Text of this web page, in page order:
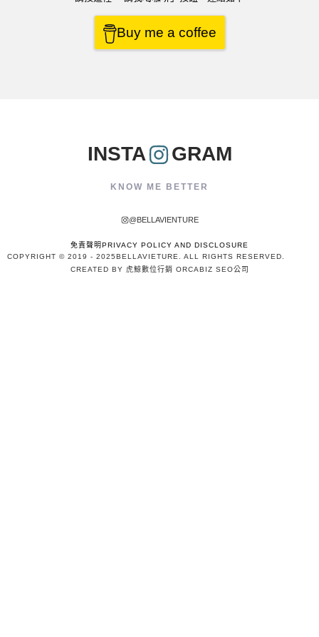
Buy me a coffee
INSTA GRAM
KNOW ME BETTER
@BELLAVIENTURE
免責聲明PRIVACY POLICY AND DISCLOSURE
COPYRIGHT © 2019 - 2025 BELLAVIETURE. ALL RIGHTS RESERVED.
CREATED BY 虎鯨數位行銷 ORCABIZ SEO公司